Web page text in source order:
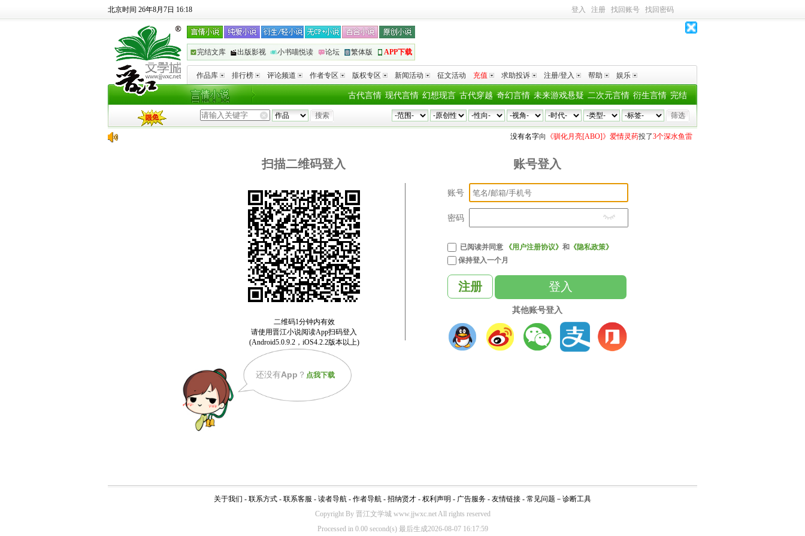
北京时间 26年8月7日 16:18 登入 注册 找回账号 找回密码
完结文库 出版影视 小书喵悦读 论坛 繁体版 APP下载
作品库 排行榜 评论频道 作者专区 版权专区 新闻活动 征文活动 充值 求助投诉 注册/登入 帮助 娱乐
完结
衍生言情
二次元言情
未来游戏悬疑
奇幻言情
古代穿越
幻想现言
现代言情
古代言情
没有名字向《驯化月亮[ABO]》爱情灵药投了3个深水鱼雷
扫描二维码登入
还没有App ？ 点我下载
账号登入
账号
密码
已阅读并同意 《用户注册协议》 和
《隐私政策》
保持登入一个月
注册 登入
其他账号登入
关于我们 - 联系方式 - 联系客服 - 读者导航 - 作者导航 - 招纳贤才 - 权利声明 - 广告服务 - 友情链接 - 常见问题 － 诊断工具
Copyright By 晋江文学城 www.jjwxc.net All rights reserved
Processed in 0.00 second(s) 最后生成2026-08-07 16:17:59